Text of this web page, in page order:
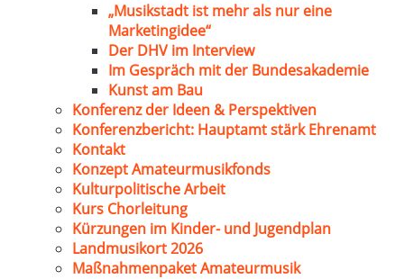
„Musikstadt ist mehr als nur eine
Marketingidee“
Der DHV im Interview
Im Gespräch mit der Bundesakademie
Kunst am Bau
Konferenz der Ideen & Perspektiven
Konferenzbericht: Hauptamt stärk Ehrenamt
Kontakt
Konzept Amateurmusikfonds
Kulturpolitische Arbeit
Kurs Chorleitung
Kürzungen im Kinder- und Jugendplan
Landmusikort 2026
Maßnahmenpaket Amateurmusik